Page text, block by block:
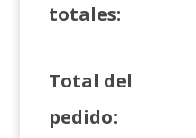
totales:
Total del
pedido: